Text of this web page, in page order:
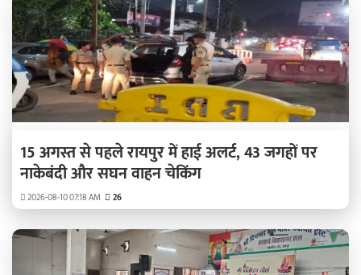
15 अगस्त से पहले रायपुर में हाई अलर्ट, 43 जगहों पर
नाकेबंदी और सघन वाहन चेकिंग
2026-08-10 07:18 AM 26